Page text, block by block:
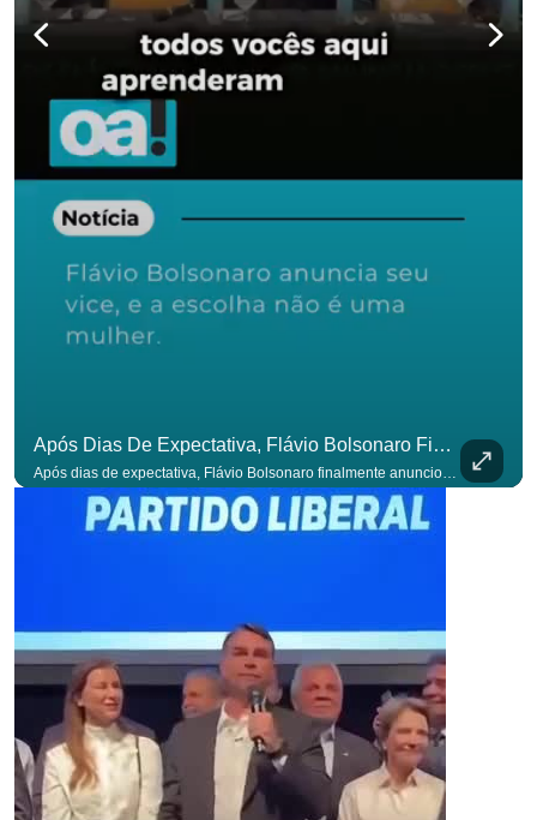
Após Dias De Expectativa, Flávio Bolsonaro Finalmente Anunciou Seu Vice. #OAntagonista
Após dias de expectativa, Flávio Bolsonaro finalmente anunciou seu vice. #OAntagonista Se você busca informação com credibilidade, inscreva-se agora e ative o